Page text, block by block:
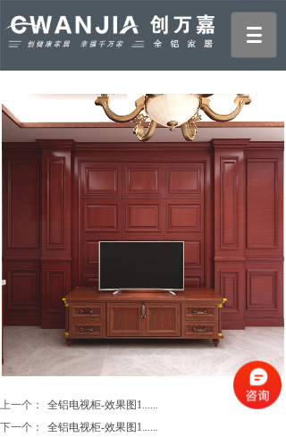
上一个：
全铝电视柜-效果图1......
下一个：
全铝电视柜-效果图1......